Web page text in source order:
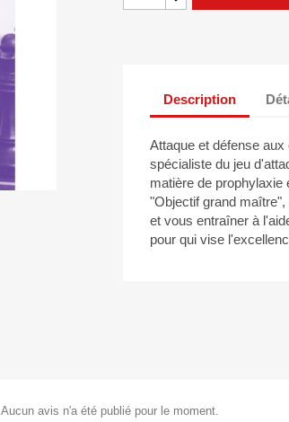
Description
Attaque et défense
spécialiste du jeu
matière de prophylaxie
"Objectif grand
et vous entraîner à
pour qui vise
Aucun avis n'a été publié pour le moment.